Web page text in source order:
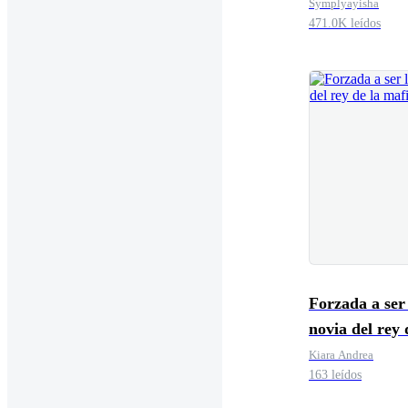
Symplyayisha
471.0K leídos
Forzada a
novia del rey
mafia
Kiara Andrea
163 leídos